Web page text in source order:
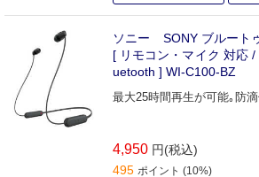
ソニー SONY ブルート
[ リモコン・マイク 対応
uetooth ] WI-C100-BZ
最大25時間再生が可能｡防
4,950 円(税込)
495 ポイント (10%)